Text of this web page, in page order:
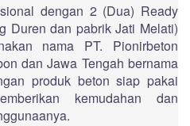
dengan 2 (Dua) Ready
Duren dan pabrik Jati Melati)
nama PT. Pionirbeton
dan Jawa Tengah bernama
produk beton siap pakai
kemudahan dan